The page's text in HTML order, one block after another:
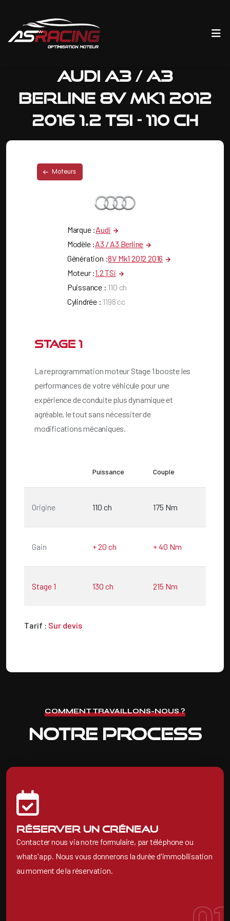
Audi A3 / A3
Berline 8V Mk1 2012
2016 1.2 TSi - 110 CH
Moteurs
Marque :Audi
Modèle :A3 / A3 Berline
Génération :8V Mk1 2012 2016
Moteur :1.2 TSi
Puissance : 110 ch
Cylindrée : 1198 cc
Stage 1
La reprogrammation moteur Stage 1 booste les
performances de votre véhicule pour une
expérience de conduite plus dynamique et
agréable, le tout sans nécessiter de
modifications mécaniques.
Puissance Couple
Origine 110 ch 175 Nm
Gain +20 ch +40 Nm
Stage 1 130 ch 215 Nm
Tarif : Sur devis
COMMENT TRAVAILLONS-NOUS ?
Notre process
Réserver un créneau
Contacter nous via notre formulaire, par téléphone ou
whats'app. Nous vous donnerons la durée d'immobilisation
au moment de la réservation.